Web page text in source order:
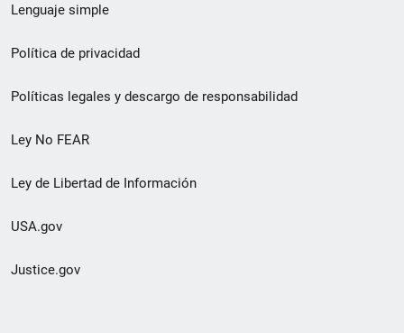
de
pie
de
página
Lenguaje simple
Política de privacidad
Políticas legales y descargo de responsabilidad
Ley No FEAR
Ley de Libertad de Información
USA.gov
Justice.gov